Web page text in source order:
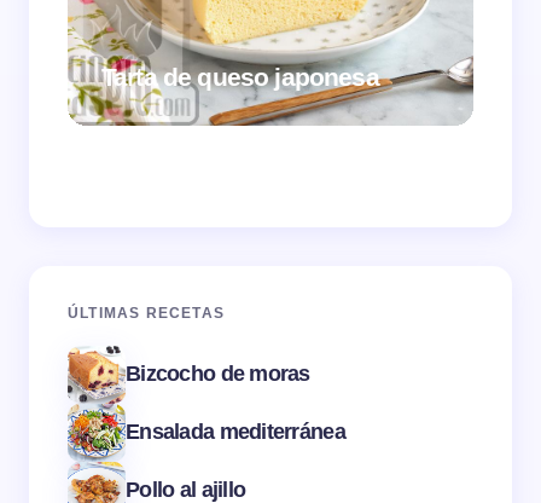
Tarta de queso japonesa
ÚLTIMAS RECETAS
Bizcocho de moras
Ensalada mediterránea
Pollo al ajillo